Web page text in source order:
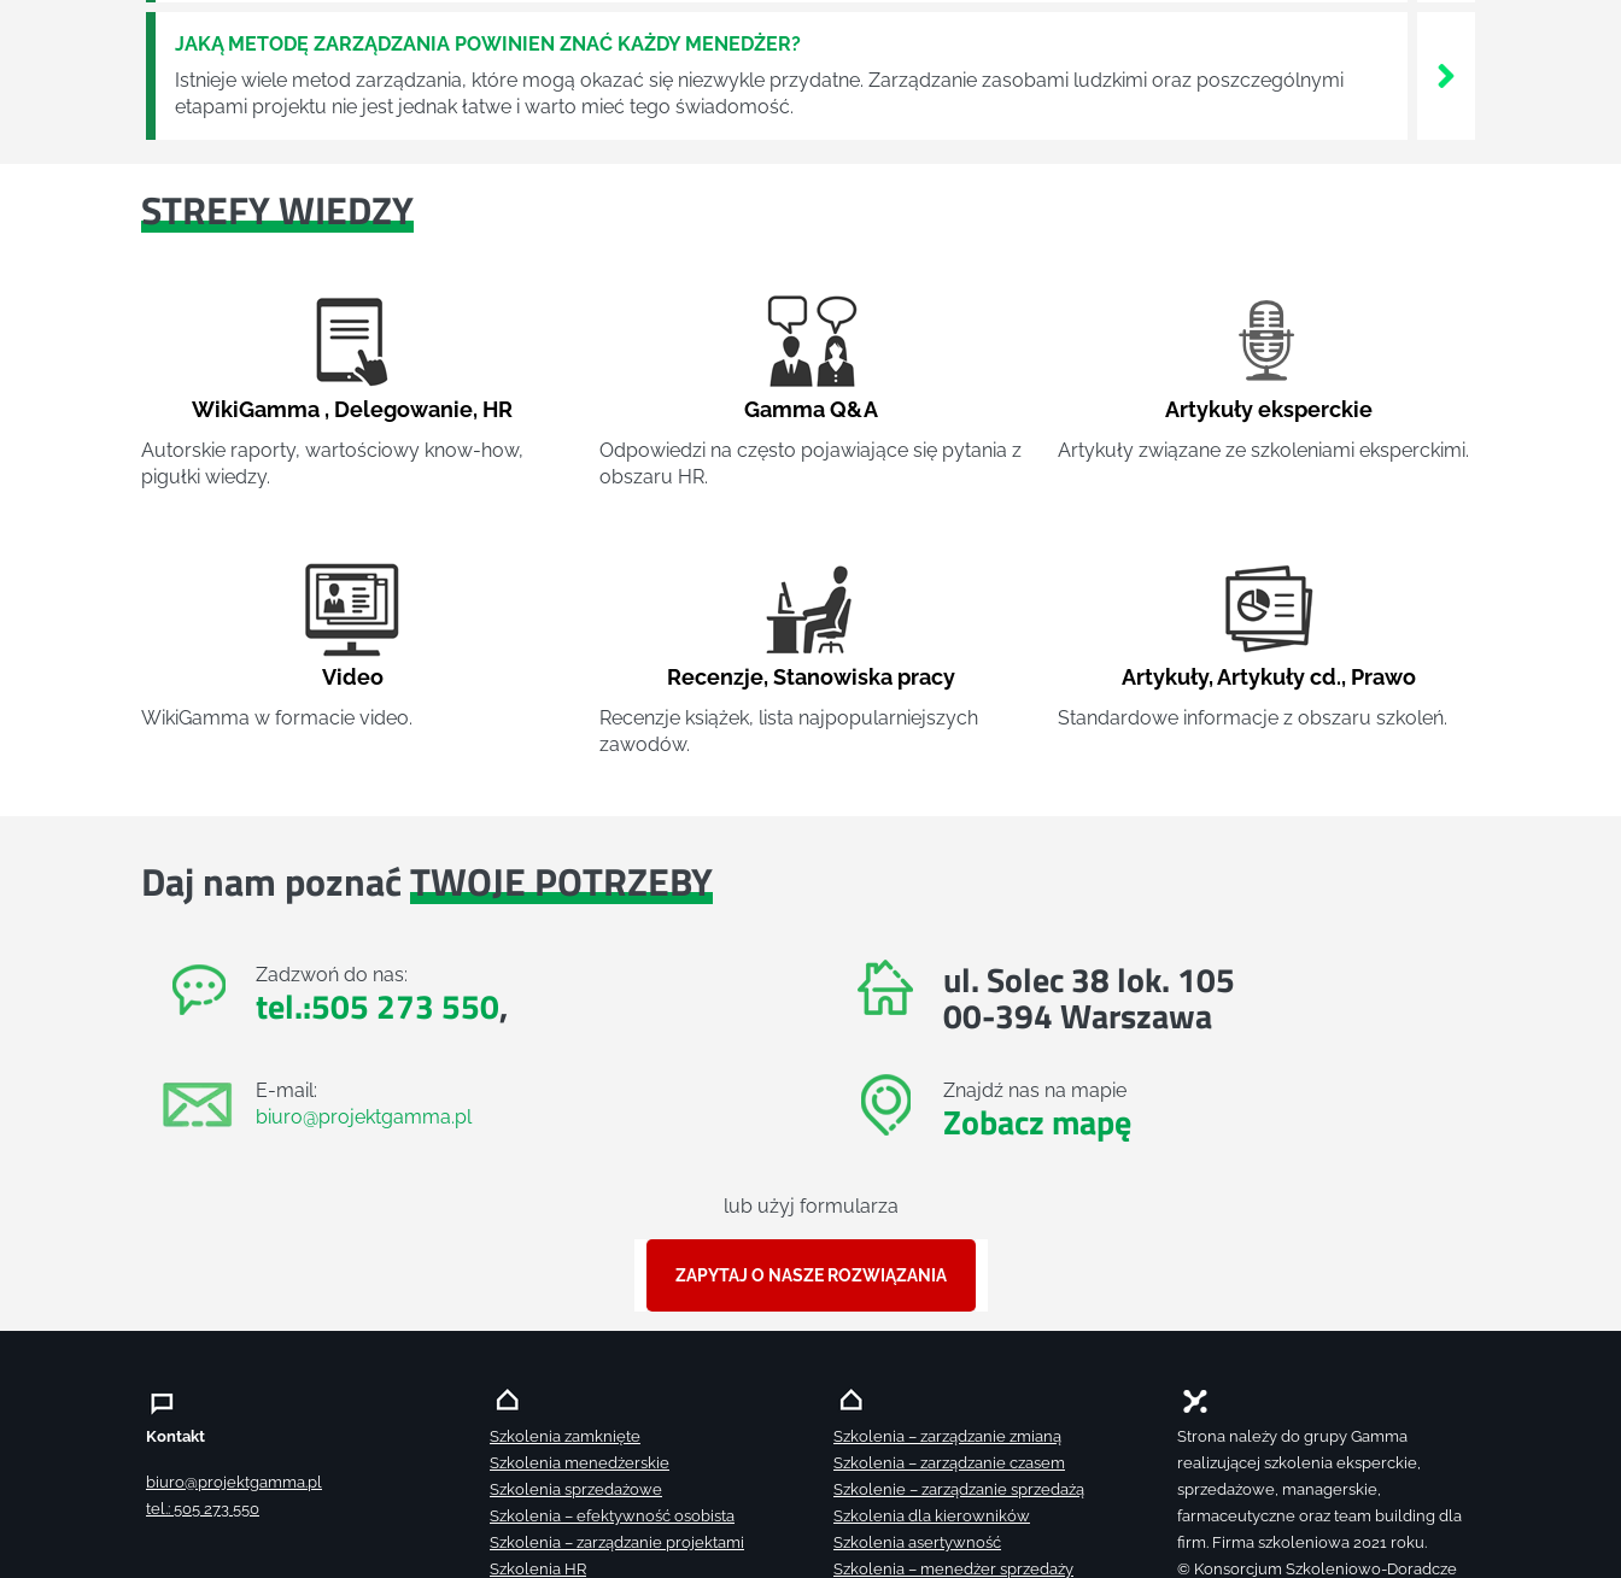
JAKĄ METODĘ ZARZĄDZANIA POWINIEN ZNAĆ KAŻDY MENEDŻER?
Istnieje wiele metod zarządzania, które mogą okazać się niezwykle przydatne. Zarządzanie zasobami ludzkimi oraz poszczególnymi
etapami projektu nie jest jednak łatwe i warto mieć tego świadomość.
STREFY WIEDZY
WikiGamma , Delegowanie, HR
Autorskie raporty, wartościowy know-how,
pigułki wiedzy.
Gamma Q&A
Odpowiedzi na często pojawiające się pytania z
obszaru HR.
Artykuły eksperckie
Artykuły związane ze szkoleniami eksperckimi.
Video
WikiGamma w formacie video.
Recenzje,Stanowiska pracy
Recenzje książek, lista najpopularniejszych
zawodów.
Artykuły,Artykuły cd., Prawo
Standardowe informacje z obszaru szkoleń.
Daj nam poznaćTWOJE POTRZEBY
Zadzwoń do nas:
tel.:505 273 550,
E-mail:
biuro@projektgamma.pl
ul. Solec 38 lok. 105
00-394 Warszawa
Znajdź nas na mapie
Zobacz mapę
lub użyj formularza
ZAPYTAJ O NASZE ROZWIĄZANIA
Kontakt
biuro@projektgamma.pl
tel.: 505 273 550
Szkolenia zamknięte
Szkolenia menedżerskie
Szkolenia sprzedażowe
Szkolenia – efektywność osobista
Szkolenia – zarządzanie projektami
Szkolenia HR
Szkolenia – zarządzanie zmianą
Szkolenia – zarządzanie czasem
Szkolenie – zarządzanie sprzedażą
Szkolenia dla kierowników
Szkolenia asertywność
Szkolenia – menedżer sprzedaży
Strona należy do grupy Gamma
realizującej szkolenia eksperckie,
sprzedażowe, managerskie,
farmaceutyczne oraz team building dla
firm. Firma szkoleniowa 2021 roku.
© Konsorcjum Szkoleniowo-Doradcze